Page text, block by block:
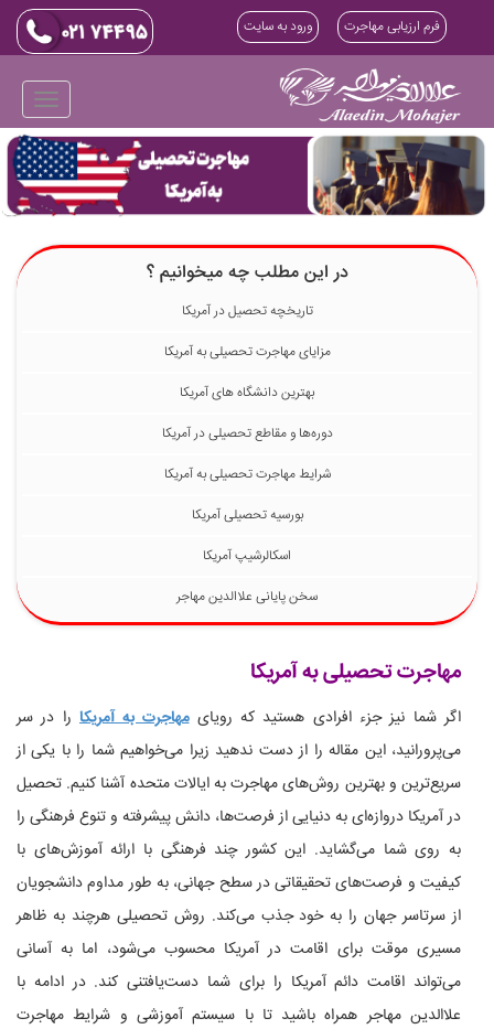
فرم ارزیابی مهاجرت ورود به سایت
در این مطلب چه میخوانیم ؟
تاریخچه تحصیل در آمریکا
مزایای مهاجرت تحصیلی به آمریکا
بهترین دانشگاه های آمریکا
دوره‌ها و مقاطع تحصیلی در آمریکا
شرایط مهاجرت تحصیلی به آمریکا
بورسیه تحصیلی آمریکا
اسکالرشیپ آمریکا
سخن پایانی علاالدین مهاجر
مهاجرت تحصیلی به آمریکا
اگر شما نیز جزء افرادی هستید که رویایمهاجرت به آمریکا را در سر
می‌پرورانید، این مقاله را از دست ندهید زیرا می‌خواهیم شما را با یکی از
سریع‌ترین و بهترین روش‌های مهاجرت به ایالات متحده آشنا کنیم. تحصیل
در آمریکا دروازه‌ای به دنیایی از فرصت‌ها، دانش پیشرفته و تنوع فرهنگی را
به روی شما می‌گشاید. این کشور چند فرهنگی با ارائه آموزش‌های با
کیفیت و فرصت‌های تحقیقاتی در سطح جهانی، به طور مداوم دانشجویان
از سرتاسر جهان را به خود جذب می‌کند. روش تحصیلی هرچند به ظاهر
مسیری موقت برای اقامت در آمریکا محسوب می‌شود، اما به آسانی
می‌تواند اقامت دائم آمریکا را برای شما دست‌یافتنی کند. در ادامه با
علاالدین مهاجر همراه باشید تا با سیستم آموزشی و شرایط مهاجرت